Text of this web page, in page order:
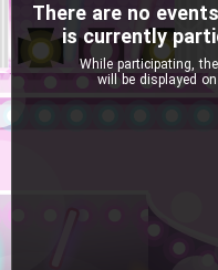
There are no
is currently
While participating,
will be displayed